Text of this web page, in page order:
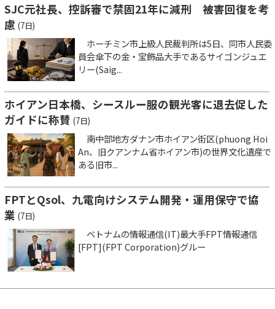
SJC元社長、控訴審で禁固21年に減刑 被害回復を考
慮 (7日)
ホーチミン市上級人民裁判所は5日、同市人民委
員会傘下の金・宝飾品大手であるサイゴンジュエ
リー(Saig...
ホイアン日本橋、シースルー服の観光客に退去促した
ガイドに称賛 (7日)
南中部地方ダナン市ホイアン街区(phuong Hoi
An、旧クアンナム省ホイアン市)の世界文化遺産で
ある旧市...
FPTとQsol、九電向けシステム開発・運用保守で協
業 (7日)
ベトナムの情報通信(IT)最大手FPT情報通信
[FPT](FPT Corporation)グルー